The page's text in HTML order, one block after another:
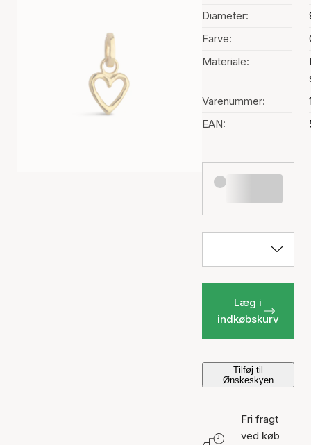
Diameter:
Farve:
Materiale:
Varenummer:
EAN:
Læg i
indkøbskurv
Tilføj til
Ønskeskyen
Fri fragt
ved køb